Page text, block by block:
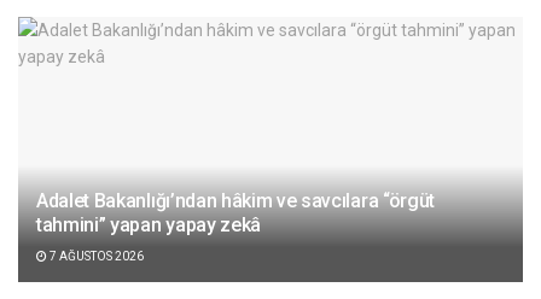
Adalet Bakanlığı’ndan hâkim ve savcılara “örgüt
tahmini” yapan yapay zekâ
7 AĞUSTOS 2026